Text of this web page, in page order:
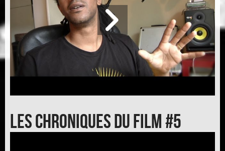
Les chroniques du film #5